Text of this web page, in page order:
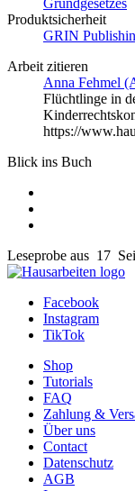
Grundgesetzes
Produktsicherheit
GRIN
Arbeit zitieren
Anna Fehmel
Flüchtlinge in
https://
Blick ins Buch
Leseprobe aus 17
Facebook
Instagram
TikTok
Shop
Tutorials
FAQ
Zahlung &
Über uns
Contact
Datenschutz
AGB